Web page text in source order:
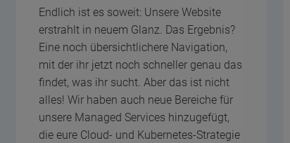
Endlich ist es soweit: Unsere Website
erstrahlt in neuem Glanz. Das Ergebnis?
Eine noch übersichtlichere Navigation,
mit der ihr jetzt noch schneller genau das
findet, was ihr sucht. Aber das ist nicht
alles! Wir haben auch neue Bereiche für
unsere Managed Services hinzugefügt,
die eure Cloud- und Kubernetes-Strategie